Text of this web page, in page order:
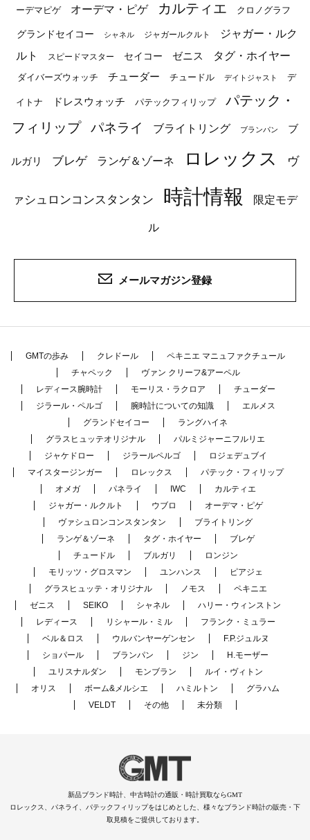
ーデマピゲ オーデマ・ピゲ カルティエ クロノグラフ
グランドセイコー シャネル ジャガールクルト
ジャガー・ルク
ルト
スピードマスター セイコー ゼニス タグ・ホイヤー
ダイバーズウォッチ チューダー チュードル デイトジャスト デ
イトナ ドレスウォッチ パテックフィリップ
パテック・
フィリップ
パネライ ブライトリング ブランパン ブ
ルガリ ブレゲ ランゲ＆ゾーネ ロレックス ヴ
ァシュロンコンスタンタン 時計情報 限定モデ
ル
メールマガジン登録
GMTの歩み クレドール
ペキニエ マニュファクチュール
チャペック
ヴァン クリーフ&アーペル
レディース腕時計
モーリス・ラクロア
チューダー
ジラール・ペルゴ
腕時計についての知識
エルメス
グランドセイコー
ラングハイネ
グラスヒュッテオリジナル
パルミジャーニフルリエ
ジャケドロー
ジラールペルゴ
ロジェデュブイ
マイスタージンガー
ロレックス
パテック・フィリップ
オメガ
パネライ IWC
カルティエ
ジャガー・ルクルト
ウブロ
オーデマ・ピゲ
ヴァシュロンコンスタンタン
ブライトリング
ランゲ＆ゾーネ
タグ・ホイヤー
ブレゲ
チュードル
ブルガリ
ロンジン
モリッツ・グロスマン
ユンハンス
ピアジェ
グラスヒュッテ・オリジナル
ノモス
ペキニエ
ゼニス
SEIKO シャネル
ハリー・ウィンストン
レディース
リシャール・ミル
フランク・ミュラー
ベル＆ロス
ウルバンヤーゲンセン
F.P.ジュルヌ
ショパール
ブランパン ジン
H.モーザー
ユリスナルダン
モンブラン
ルイ・ヴィトン
オリス
ボーム&メルシエ ハミルトン
グラハム
VELDT
その他 未分類
新品ブランド時計、中古時計の通販・時計買取ならGMT
ロレックス、パネライ、パテックフィリップをはじめとした、様々なブランド時計の販売・下
取見積をご提供しております。